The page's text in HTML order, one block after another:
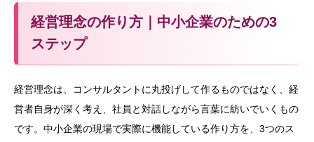
経営理念の作り方｜中小企業のための3
ステップ
経営理念は、コンサルタントに丸投げして作るものではなく、経
営者自身が深く考え、社員と対話しながら言葉に紡いでいくもの
です。中小企業の現場で実際に機能している作り方を、3つのス